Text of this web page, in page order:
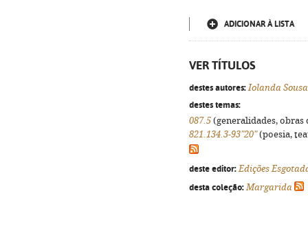
ADICIONAR À LISTA
VER TÍTULOS
destes autores: Iolanda Sousa
destes temas:
087.5 (generalidades,
821.134.3-93"20"(poesia,
deste editor: Edições
desta coleção: Margarida